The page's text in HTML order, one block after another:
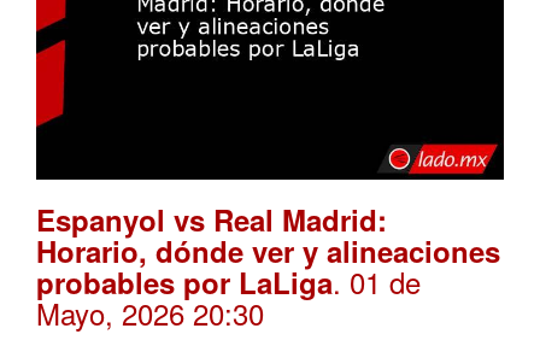
Espanyol vs Real Madrid:
Horario, dónde ver y alineaciones
probables por LaLiga. 01 de
Mayo, 2026 20:30